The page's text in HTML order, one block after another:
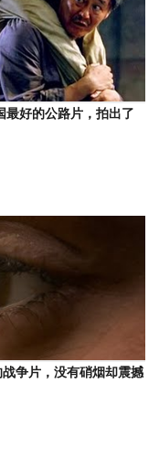
最好的公路片，拍出了
争片，没有硝烟却震撼